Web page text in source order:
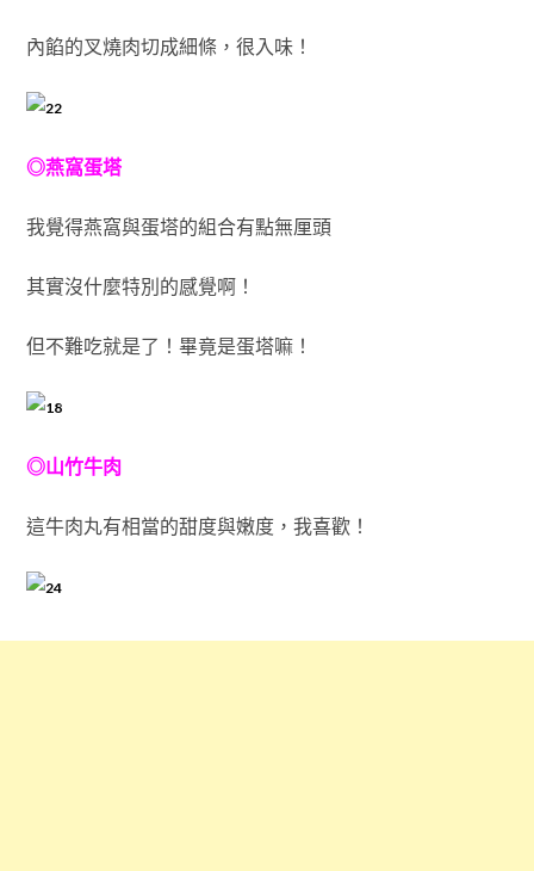
內餡的叉燒肉切成細條，很入味！
◎燕窩蛋塔
我覺得燕窩與蛋塔的組合有點無厘頭
其實沒什麼特別的感覺啊！
但不難吃就是了！畢竟是蛋塔嘛！
◎山竹牛肉
這牛肉丸有相當的甜度與嫩度，我喜歡！